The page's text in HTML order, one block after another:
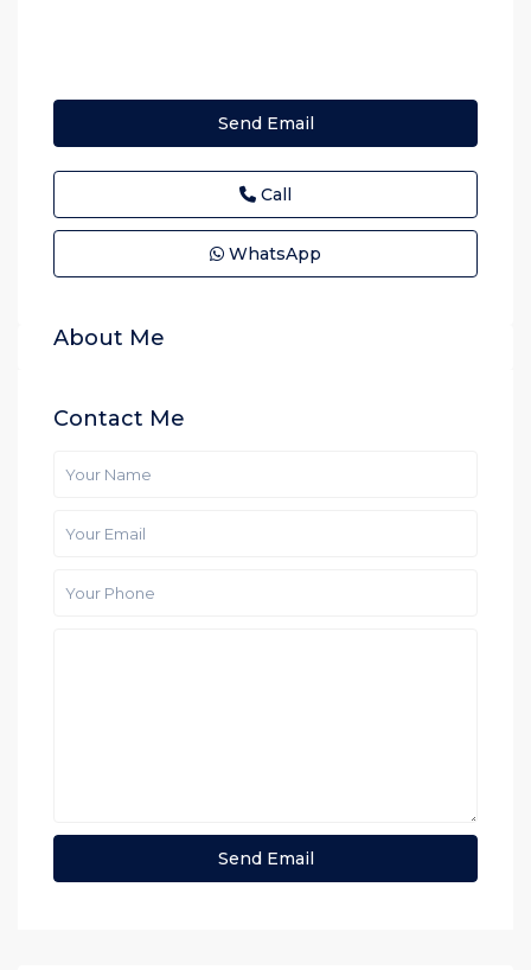
Send Email
Call
WhatsApp
About Me
Contact Me